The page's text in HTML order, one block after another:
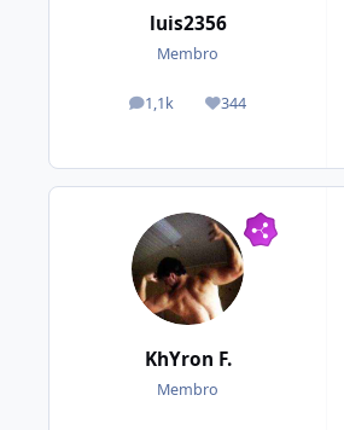
luis2356
Membro
1,1k
posts 344
Reputação
KhYron F.
Membro